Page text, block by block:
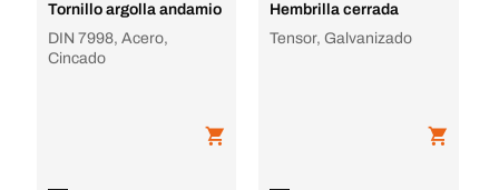
Tornillo argolla andamio
DIN 7998, Acero,
Cincado
Hembrilla cerrada
Tensor, Galvanizado